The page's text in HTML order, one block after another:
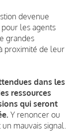
devenue
les agents
grandes
proximité de leur
dans les
ressources
qui seront
Y renoncer ou
mauvais signal.